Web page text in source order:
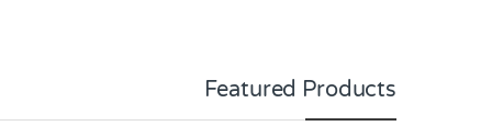
Featured Products